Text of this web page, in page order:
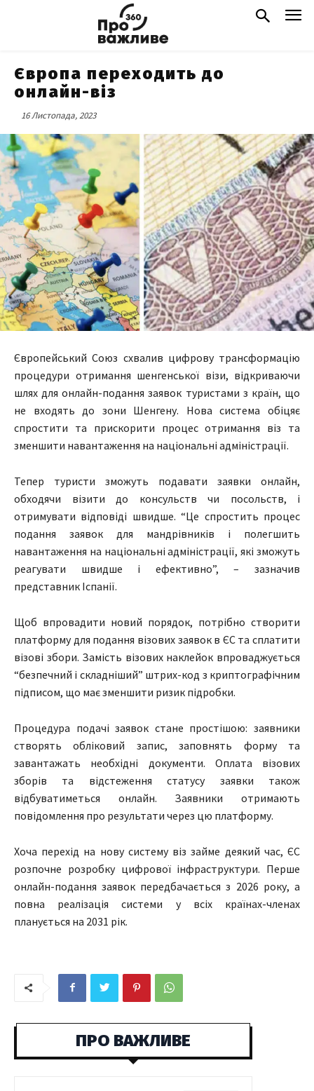
Європа переходить до
онлайн-віз
16 Листопада, 2023
Європейський Союз схвалив цифрову трансформацію
процедури отримання шенгенської візи, відкриваючи
шлях для онлайн-подання заявок туристами з країн, що
не входять до зони Шенгену. Нова система обіцяє
спростити та прискорити процес отримання віз та
зменшити навантаження на національні адміністрації.
Тепер туристи зможуть подавати заявки онлайн,
обходячи візити до консульств чи посольств, і
отримувати відповіді швидше. “Це спростить процес
подання заявок для мандрівників і полегшить
навантаження на національні адміністрації, які зможуть
реагувати швидше і ефективно”, – зазначив
представник Іспанії.
Щоб впровадити новий порядок, потрібно створити
платформу для подання візових заявок в ЄС та сплатити
візові збори. Замість візових наклейок впроваджується
“безпечний і складніший” штрих-код з криптографічним
підписом, що має зменшити ризик підробки.
Процедура подачі заявок стане простішою: заявники
створять обліковий запис, заповнять форму та
завантажать необхідні документи. Оплата візових
зборів та відстеження статусу заявки також
відбуватиметься онлайн. Заявники отримають
повідомлення про результати через цю платформу.
Хоча перехід на нову систему віз займе деякий час, ЄС
розпочне розробку цифрової інфраструктури. Перше
онлайн-подання заявок передбачається з 2026 року, а
повна реалізація системи у всіх країнах-членах
планується на 2031 рік.
ПРО ВАЖЛИВЕ